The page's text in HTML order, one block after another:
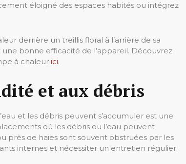
éloigné des espaces habités ou intégrez
derrière un treillis floral à l’arrière de sa
bonne efficacité de l’appareil. Découvrez
à chaleur ici.
et aux débris
et les débris peuvent s’accumuler est une
où les débris ou l’eau peuvent
près de haies sont souvent obstruées par les
internes et nécessiter un entretien régulier.